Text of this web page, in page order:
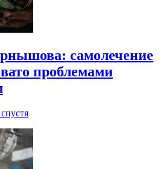
самолечение
проблемами